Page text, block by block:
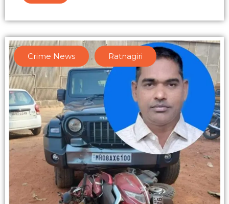
Crime News , Ratnagiri